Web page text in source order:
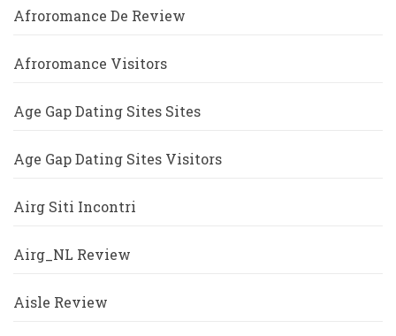
Afroromance De Review
Afroromance Visitors
Age Gap Dating Sites Sites
Age Gap Dating Sites Visitors
Airg Siti Incontri
Airg_NL Review
Aisle Review